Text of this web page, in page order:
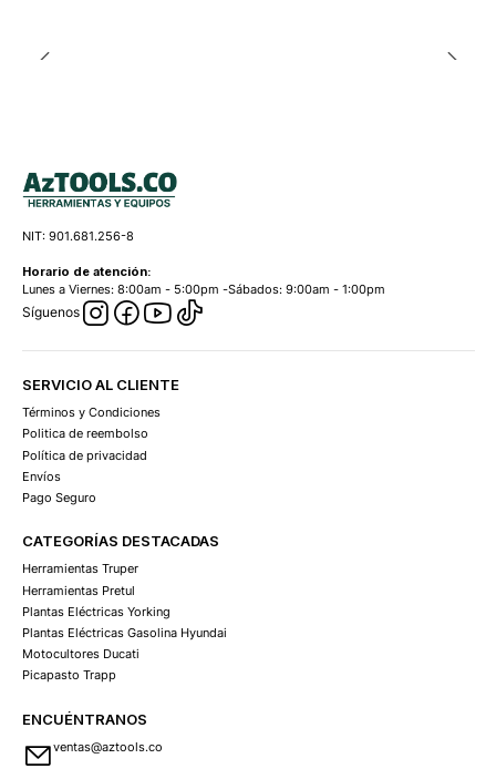
NIT: 901.681.256-8
Horario de atención:
Lunes a Viernes: 8:00am - 5:00pm -Sábados: 9:00am - 1:00pm
Síguenos
SERVICIO AL CLIENTE
Términos y Condiciones
Politica de reembolso
Política de privacidad
Envíos
Pago Seguro
CATEGORÍAS DESTACADAS
Herramientas Truper
Herramientas Pretul
Plantas Eléctricas Yorking
Plantas Eléctricas Gasolina Hyundai
Motocultores Ducati
Picapasto Trapp
ENCUÉNTRANOS
ventas@aztools.co